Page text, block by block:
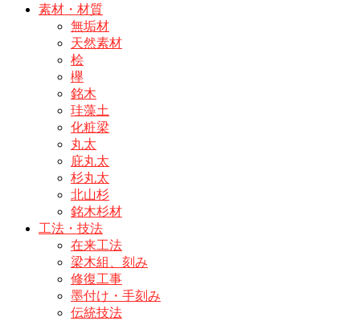
素材・材質
無垢材
天然素材
桧
欅
銘木
珪藻土
化粧梁
丸太
庇丸太
杉丸太
北山杉
銘木杉材
工法・技法
在来工法
梁木組、刻み
修復工事
墨付け・手刻み
伝統技法